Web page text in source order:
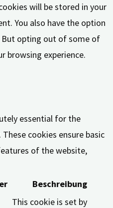
will be stored in your
You also have the option
opting out of some of
browsing experience.
essential for the
cookies ensure basic
of the website,
Beschreibung
This cookie is set by